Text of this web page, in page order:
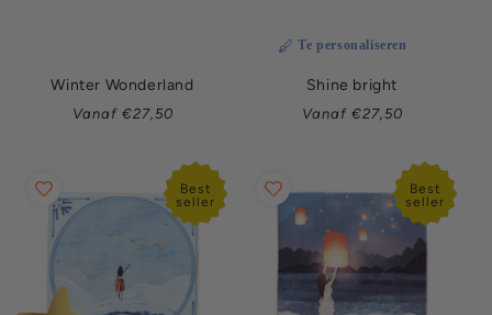
Winter Wonderland
Normale
Vanaf €27,50
Te personaliseren
Shine bright
Normale
Vanaf €27,50
Best
seller
Best
seller